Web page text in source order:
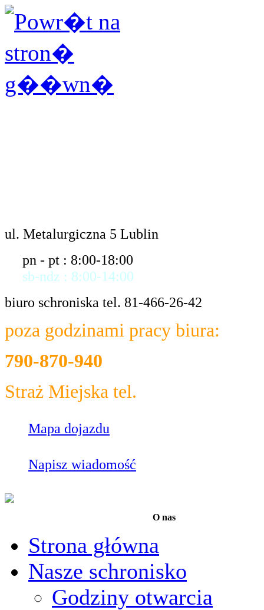
ul. Metalurgiczna 5 Lublin
pn - pt : 8:00-18:00
sb-ndz : 8:00-14:00
biuro schroniska tel. 81-466-26-42
poza godzinami pracy biura:
790-870-940
Straż Miejska tel.
Mapa dojazdu
Napisz wiadomość
O nas
Strona główna
Nasze schronisko
Godziny otwarcia